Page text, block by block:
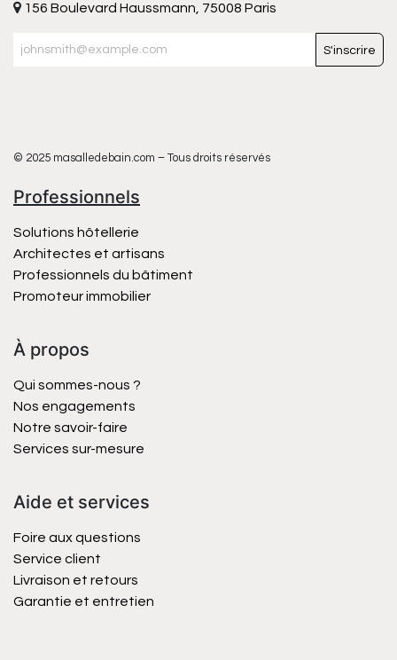
156 Boulevard Haussmann, 75008 Paris
S'inscrire
© 2025 masalledebain.com – Tous droits réservés
Professionnels
Solutions hôtellerie
Architectes et artisans
Professionnels du bâtiment
Promoteur immobilier
À propos
Qui sommes-nous ?
Nos engagements
Notre savoir-faire
Services sur-mesure
Aide et services
Foire aux questions
Service client
Livraison et retours
Garantie et entretien